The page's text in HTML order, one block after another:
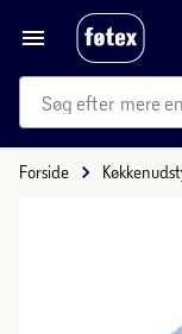
mere
Forside